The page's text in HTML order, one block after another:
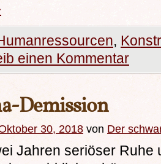
,
einen Kommentar
Demission
30, 2018 von Der
Jahren seriöser Ruhe